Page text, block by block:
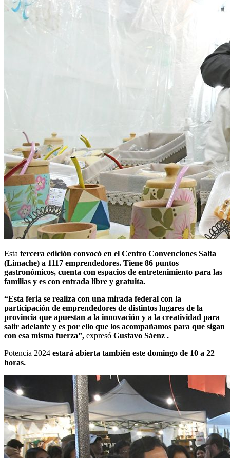
Esta tercera edición convocó en el Centro Convenciones Salta
(Limache) a 1117 emprendedores. Tiene 86 puntos
gastronómicos, cuenta con espacios de entretenimiento para las
familias y es con entrada libre y gratuita.
“Esta feria se realiza con una mirada federal con la
participación de emprendedores de distintos lugares de la
provincia que apuestan a la innovación y a la creatividad para
salir adelante y es por ello que los acompañamos para que sigan
con esa misma fuerza”, expresó Gustavo Sáenz .
Potencia 2024 estará abierta también este domingo de 10 a 22
horas.